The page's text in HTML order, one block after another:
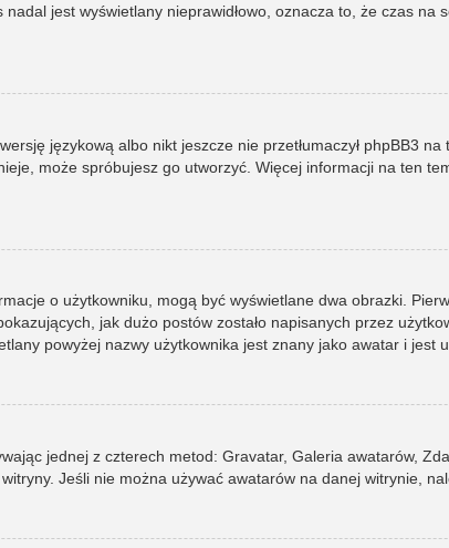
jest wyświetlany nieprawidłowo, oznacza to, że czas na
językową albo nikt jeszcze nie przetłumaczył phpBB3
może spróbujesz go utworzyć. Więcej informacji na ten
o użytkowniku, mogą być wyświetlane dwa obrazki.
jak dużo postów zostało napisanych przez
powyżej nazwy użytkownika jest znany jako awatar i jest
jednej z czterech metod: Gravatar, Galeria awatarów,
Jeśli nie można używać awatarów na danej witrynie,